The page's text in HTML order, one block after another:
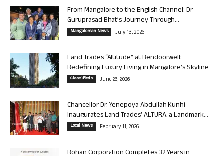
From Mangalore to the English Channel: Dr
Guruprasad Bhat’s Journey Through...
Mangalorean News July 13, 2026
Land Trades “Altitude” at Bendoorwell:
Redefining Luxury Living in Mangalore’s Skyline
Classifieds June 26, 2026
Chancellor Dr. Yenepoya Abdullah Kunhi
Inaugurates Land Trades’ ALTURA, a Landmark...
Local News February 11, 2026
Rohan Corporation Completes 32 Years in